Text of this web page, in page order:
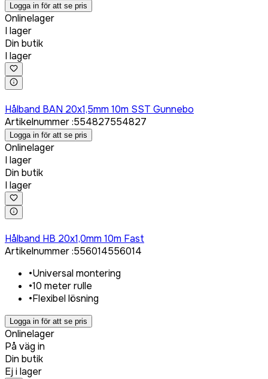
Logga in för att se pris
Onlinelager
I lager
Din butik
I lager
Hålband BAN 20x1,5mm 10m SST Gunnebo
Artikelnummer:554827554827
Logga in för att se pris
Onlinelager
I lager
Din butik
I lager
Hålband HB 20x1,0mm 10m Fast
Artikelnummer:556014556014
•Universal montering
•10 meter rulle
•Flexibel lösning
Logga in för att se pris
Onlinelager
På väg in
Din butik
Ej i lager